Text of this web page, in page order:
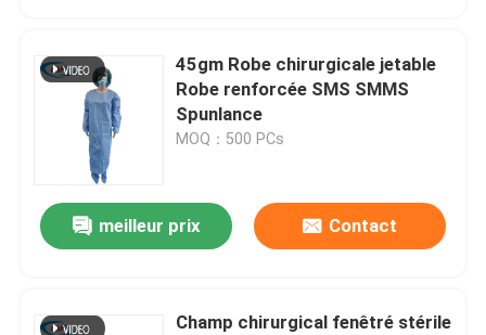
45gm Robe chirurgicale jetable
Robe renforcée SMS SMMS
Spunlance
MOQ：500 PCs
meilleur prix Contact
Champ chirurgical fenêtré stérile